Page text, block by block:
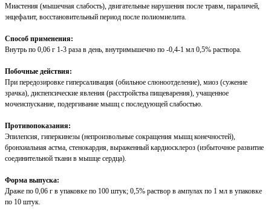
Миастения (мышечная слабость), двигательные нарушения после травм, параличей,
энцефалит, восстановительный период после полиомиелита.
Способ применения:
Внутрь по 0,06 г 1-3 раза в день, внутримышечно по -0,4-1 мл 0,5% раствора.
Побочные действия:
При передозировке гиперсаливация (обильное слюноотделение), миоз (сужение
зрачка), диспепсические явления (расстройства пищеварения), учащенное
мочеиспускание, подергивание мышц с последующей слабостью.
Противопоказания:
Эпилепсия, гиперкинезы (непроизвольные сокращения мышц конечностей),
бронхиальная астма, стенокардия, выраженный кардиосклероз (избыточное развитие
соединительной ткани в мышце сердца).
Форма выпуска:
Драже по 0,06 г в упаковке по 100 штук; 0,5% раствор в ампулах по 1 мл в упаковке
по 10 штук.